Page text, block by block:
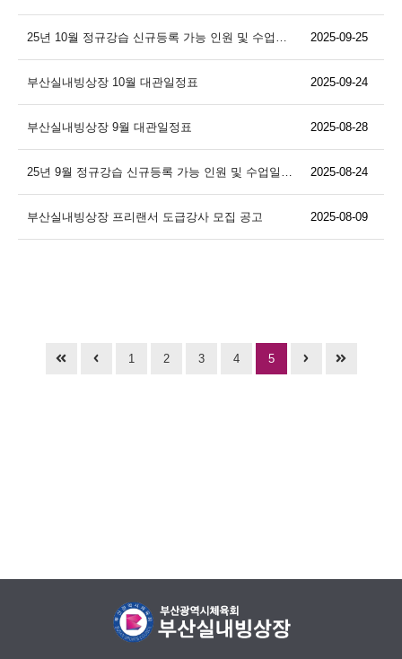
25년 10월 정규강습 신규등록 가능 인원 및 수업일정 안내 2025-09-25
부산실내빙상장 10월 대관일정표 2025-09-24
부산실내빙상장 9월 대관일정표 2025-08-28
25년 9월 정규강습 신규등록 가능 인원 및 수업일정 안내 2025-08-24
부산실내빙상장 프리랜서 도급강사 모집 공고 2025-08-09
1 2 3 4 5